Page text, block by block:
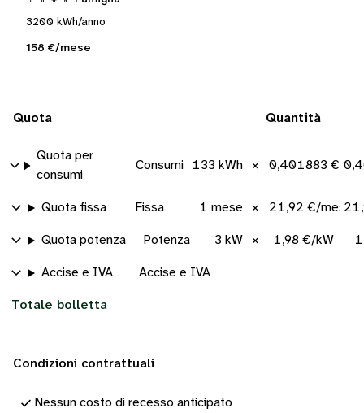
3200 kWh/anno
158 €/mese
Quota Quantità
Quota per
consumi
Consumi 133 kWh × 0,401883 €/
Quota fissa Fissa 1 mese × 21,92 €/mese
Quota potenza Potenza 3 kW × 1,98 €/kW
Accise e IVA Accise e IVA
Totale bolletta
Condizioni contrattuali
Nessun costo di recesso anticipato